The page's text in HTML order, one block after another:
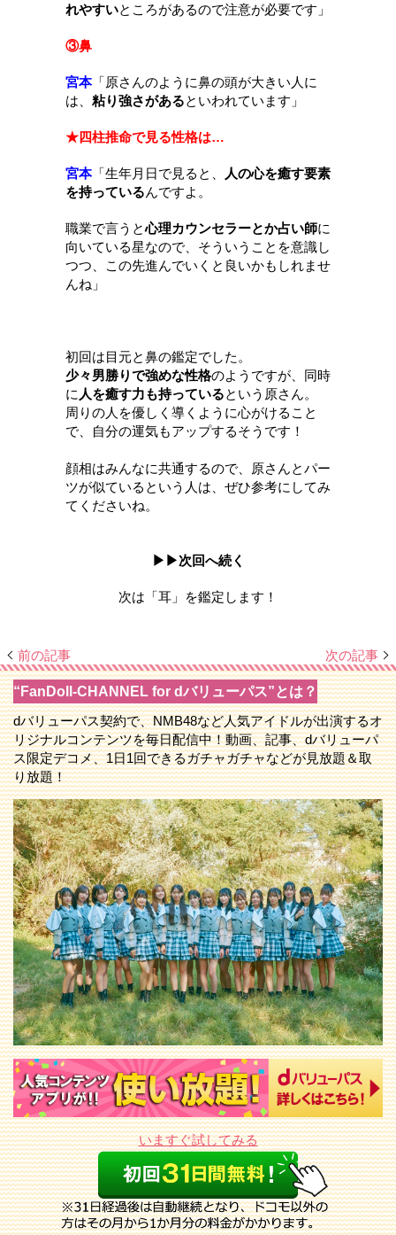
れやすいところがあるので注意が必要です 」
③鼻
宮本「原さんのように鼻の頭が大きい人に
は、 粘り強さがあるといわれています 」
★四柱推命で見る性格は…
宮本「生年月日で見ると、
人の心を癒す要素
を持っているんですよ。
職業で言うと心理カウンセラーとか占い師に
向いている星なので、そういうことを意識し
つつ、この先進んでいくと良いかもしれませ
んね 」
初回は目元と鼻の鑑定でした。
少々男勝りで強めな性格のようですが、同時
に 人を癒す力も持っているという原さん。
周りの人を優しく導くように心がけること
で、自分の運気もアップするそうです！
顔相はみんなに共通するので、原さんとパー
ツが似ているという人は、ぜひ参考にしてみ
てくださいね。
▶▶次回へ続く
次は「耳」を鑑定します！
前の記事 次の記事
“FanDoll-CHANNEL for dバリューパス”とは？
dバリューパス契約で、NMB48など人気アイドルが出演するオ
リジナルコンテンツを毎日配信中！動画、記事、dバリューパ
ス限定デコメ、1日1回できるガチャガチャなどが見放題＆取
り放題！
いますぐ試してみる